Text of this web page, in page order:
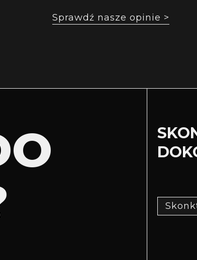
Sprawdź nasze opinie >